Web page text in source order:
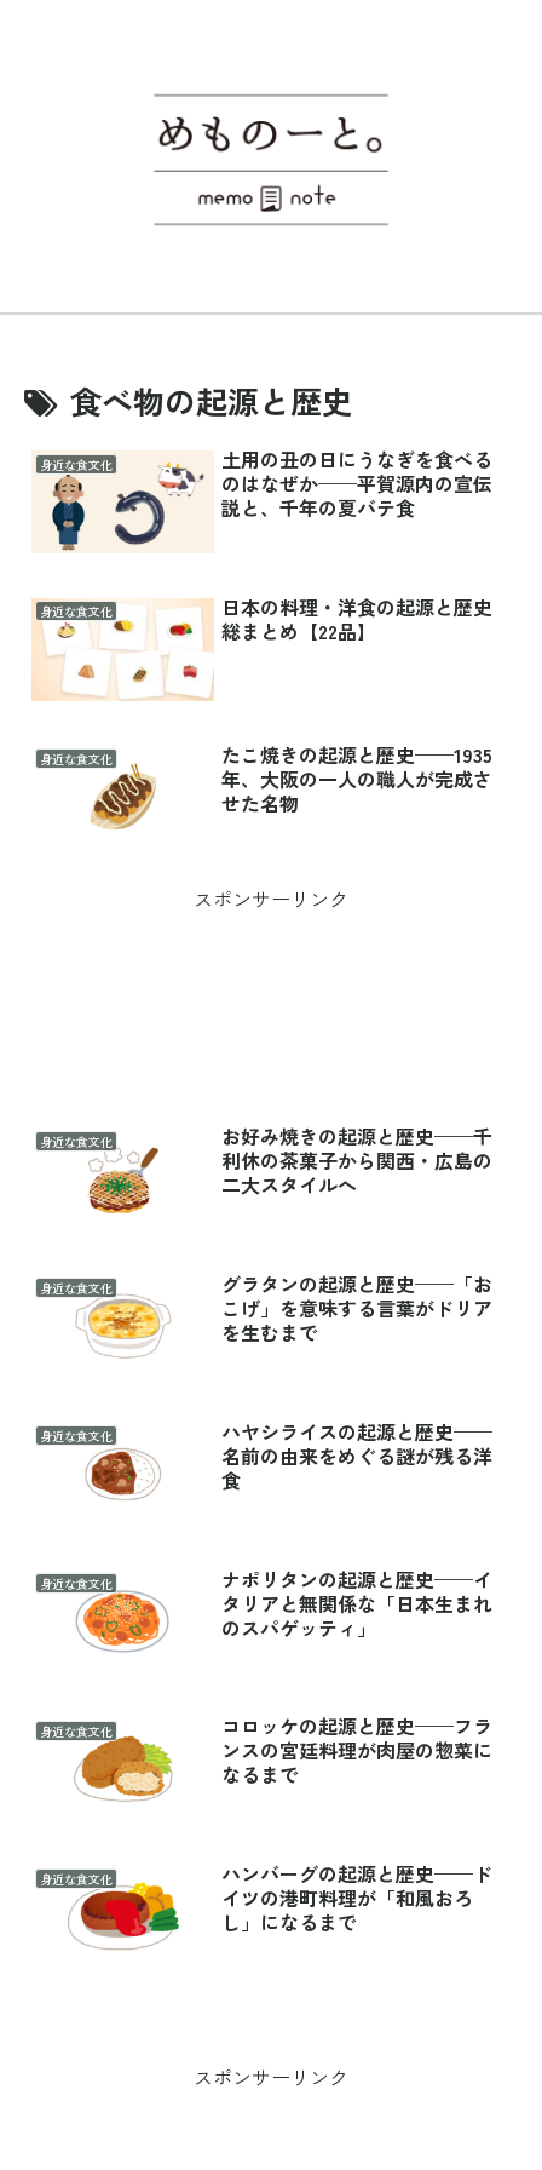
食べ物の起源と歴史
身近な食文化
土用の丑の日にうなぎを食べる
のはなぜか——平賀源内の宣伝
説と、千年の夏バテ食
身近な食文化
日本の料理・洋食の起源と歴史
総まとめ【22品】
身近な食文化
たこ焼きの起源と歴史——1935
年、大阪の一人の職人が完成さ
せた名物
スポンサーリンク
身近な食文化
お好み焼きの起源と歴史——千
利休の茶菓子から関西・広島の
二大スタイルへ
身近な食文化
グラタンの起源と歴史——「お
こげ」を意味する言葉がドリア
を生むまで
身近な食文化
ハヤシライスの起源と歴史——
名前の由来をめぐる謎が残る洋
食
身近な食文化
ナポリタンの起源と歴史——イ
タリアと無関係な「日本生まれ
のスパゲッティ」
身近な食文化
コロッケの起源と歴史——フラ
ンスの宮廷料理が肉屋の惣菜に
なるまで
身近な食文化
ハンバーグの起源と歴史——ド
イツの港町料理が「和風おろ
し」になるまで
スポンサーリンク